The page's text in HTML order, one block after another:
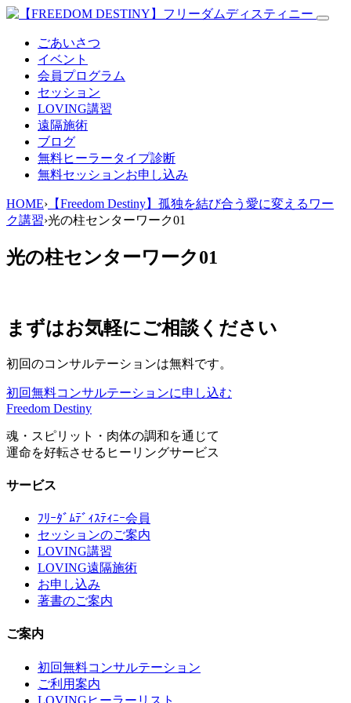
ごあいさつ
イベント
会員プログラム
セッション
LOVING講習
遠隔施術
ブログ
無料ヒーラータイプ診断
無料セッションお申し込み
HOME› 【Freedom Destiny】孤独を結び合う愛に変えるワー
ク講習›光の柱センターワーク01
光の柱センターワーク01
まずはお気軽にご相談ください
初回のコンサルテーションは無料です。
初回無料コンサルテーションに申し込む
Freedom Destiny
魂・スピリット・肉体の調和を通じて
運命を好転させるヒーリングサービス
サービス
ﾌﾘｰﾀﾞﾑﾃﾞｨｽﾃｨﾆｰ会員
セッションのご案内
LOVING講習
LOVING遠隔施術
お申し込み
著書のご案内
ご案内
初回無料コンサルテーション
ご利用案内
LOVINGヒーラーリスト